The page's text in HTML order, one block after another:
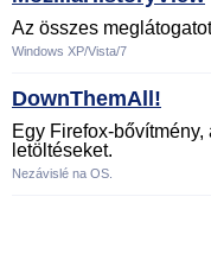
Az összes
Windows XP/Vista/7
DownThemAll!
Egy Firefox-
letöltéseket.
Nezávislé na OS.